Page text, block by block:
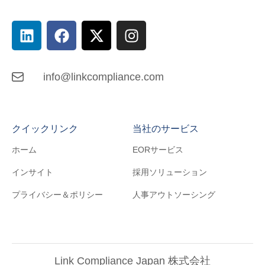
info@linkcompliance.com
クイックリンク
ホーム
インサイト
プライバシー＆ポリシー
当社のサービス
EORサービス
採用ソリューション
人事アウトソーシング
Link Compliance Japan 株式会社